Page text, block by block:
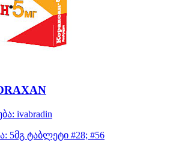
ivabradin
5მგ ტაბლეტი #28; #56